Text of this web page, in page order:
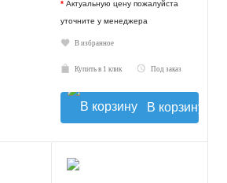
* Актуальную цену пожалуйста
уточните у менеджера
В избранное
Купить в 1 клик Под заказ
В корзину